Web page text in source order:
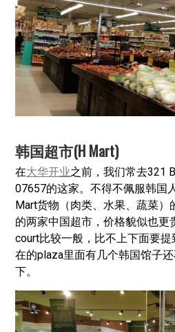
韩国超市(H Mart)
在大华开业之前，我们常去321
07657的这家。不得不佩服韩国
Mart货物（肉类、水果、蔬菜）
的两家中国超市，价格貌似也更
court比较一般，比不上下面要
在的plaza里面有几个韩国馆子
下。